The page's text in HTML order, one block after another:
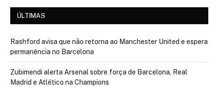
ÚLTIMAS
Rashford avisa que não retorna ao Manchester United e espera
permanência no Barcelona
Zubimendi alerta Arsenal sobre força de Barcelona, Real
Madrid e Atlético na Champions